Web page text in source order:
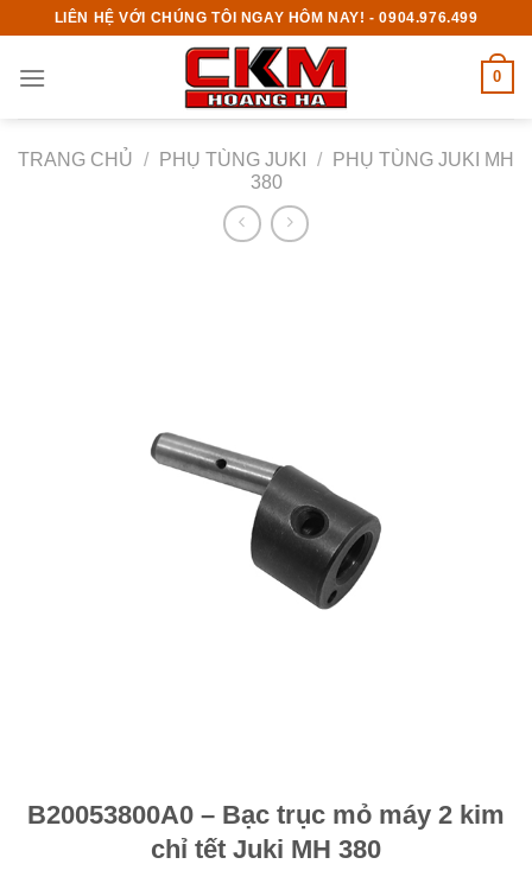
content
LIÊN HỆ VỚI CHÚNG TÔI NGAY HÔM NAY! - 0904.976.499
0
TRANG CHỦ / PHỤ TÙNG JUKI /
PHỤ TÙNG JUKI MH
380
B20053800A0 – Bạc trục mỏ máy 2 kim
chỉ tết Juki MH 380